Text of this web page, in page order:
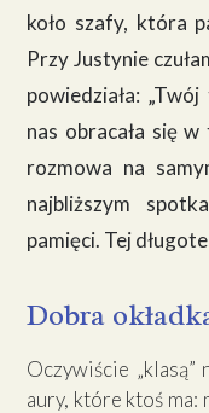
koło szafy, która
Przy Justynie
powiedziała:
nas obracała się
rozmowa na
najbliższym
pamięci. Tej
Dobra
Oczywiście „klasą”
aury, które ktoś ma: